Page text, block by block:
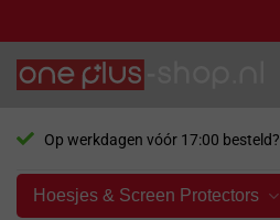
Ga
naar
Op werkdagen vóór 17:00 besteld?
Hoesjes & Screen Protectors